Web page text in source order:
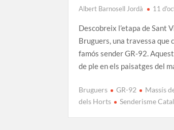
Albert Barnosell Jordà 11
Descobreix l’etapa de Sant
Bruguers, una travessa que
famós sender GR-92.
de ple en els paisatges del
Bruguers GR-92 Massís
dels Horts
Senderisme